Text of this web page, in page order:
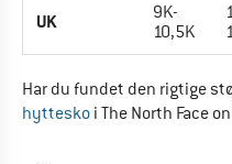
UK
9K-
10,5K
Har du fundet den rigtige
hyttesko i The North Face